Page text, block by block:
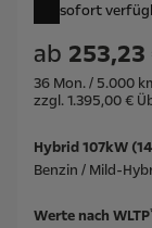
sofort
ab
36 Mon. / 5.000
zzgl. 1.395,00 €
Hybrid 107kW
Benzin / Mild-
Werte nach WLTP